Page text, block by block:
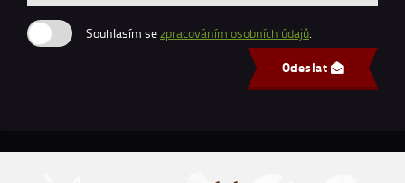
Souhlasím sezpracováním osobních údajů
Odeslat